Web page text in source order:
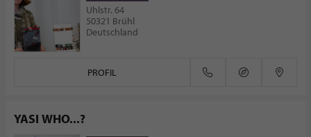
Uhlstr. 64
50321 Brühl
Deutschland
PROFIL
YASI WHO...?